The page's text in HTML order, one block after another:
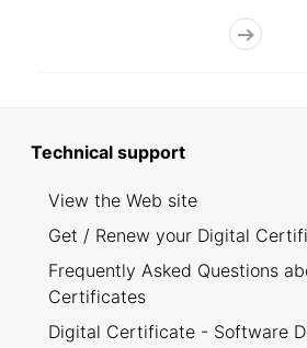
Technical support
View the Web site
Get / Renew your Digital
Frequently Asked Questions
Certificates
Digital Certificate - Software